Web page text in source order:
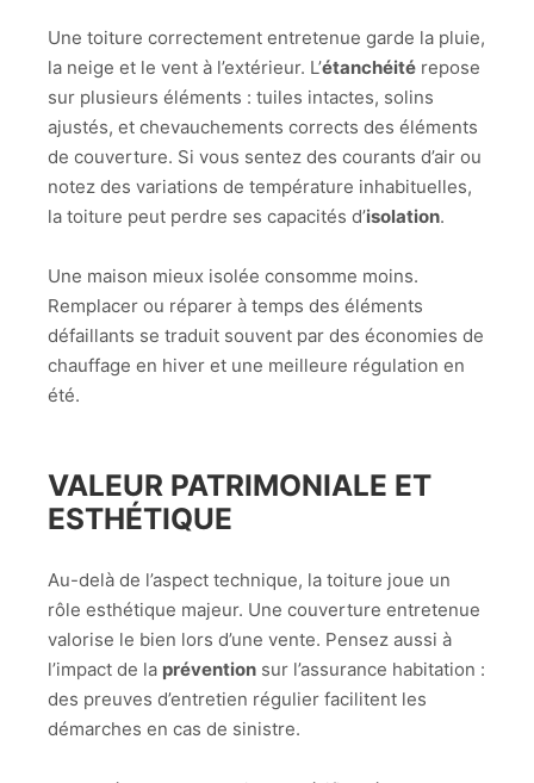
Une toiture correctement entretenue garde la pluie,
la neige et le vent à l’extérieur. L’étanchéité repose
sur plusieurs éléments : tuiles intactes, solins
ajustés, et chevauchements corrects des éléments
de couverture. Si vous sentez des courants d’air ou
notez des variations de température inhabituelles,
la toiture peut perdre ses capacités d’isolation.
Une maison mieux isolée consomme moins.
Remplacer ou réparer à temps des éléments
défaillants se traduit souvent par des économies de
chauffage en hiver et une meilleure régulation en
été.
VALEUR PATRIMONIALE ET
ESTHÉTIQUE
Au-delà de l’aspect technique, la toiture joue un
rôle esthétique majeur. Une couverture entretenue
valorise le bien lors d’une vente. Pensez aussi à
l’impact de la prévention sur l’assurance habitation :
des preuves d’entretien régulier facilitent les
démarches en cas de sinistre.